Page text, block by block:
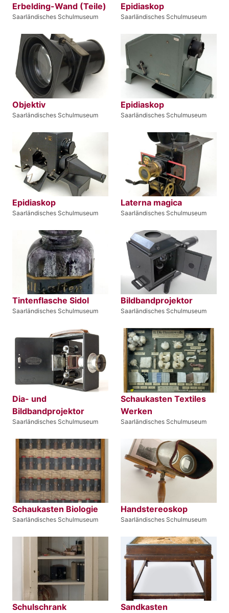
Erbelding-Wand (Teile)
Saarländisches Schulmuseum
Epidiaskop
Saarländisches Schulmuseum
Objektiv
Saarländisches Schulmuseum
Epidiaskop
Saarländisches Schulmuseum
Epidiaskop
Saarländisches Schulmuseum
Laterna magica
Saarländisches Schulmuseum
Tintenflasche Sidol
Saarländisches Schulmuseum
Bildbandprojektor
Saarländisches Schulmuseum
Dia- und
Bildbandprojektor
Saarländisches Schulmuseum
Schaukasten Textiles
Werken
Saarländisches Schulmuseum
Schaukasten Biologie
Saarländisches Schulmuseum
Handstereoskop
Saarländisches Schulmuseum
Schulschrank Sandkasten